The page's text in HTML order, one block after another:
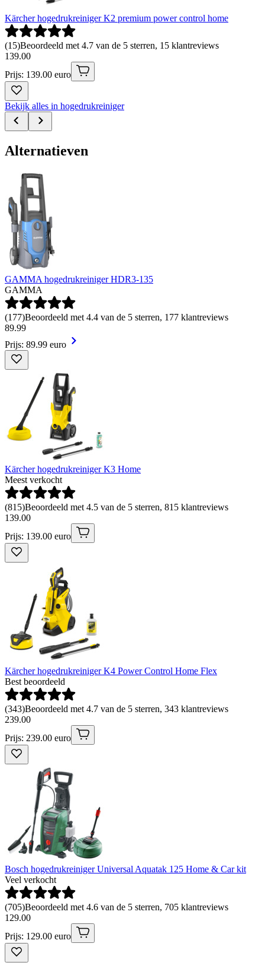
Kärcher hogedrukreiniger K2 premium power control home
(15)Beoordeeld met 4.7 van de 5 sterren, 15 klantreviews
139.00
Prijs: 139.00 euro
Bekijk alles in hogedrukreiniger
Alternatieven
GAMMA hogedrukreiniger HDR3-135
GAMMA
(177)Beoordeeld met 4.4 van de 5 sterren, 177 klantreviews
89.99
Prijs: 89.99 euro
Kärcher hogedrukreiniger K3 Home
Meest verkocht
(815)Beoordeeld met 4.5 van de 5 sterren, 815 klantreviews
139.00
Prijs: 139.00 euro
Kärcher hogedrukreiniger K4 Power Control Home Flex
Best beoordeeld
(343)Beoordeeld met 4.7 van de 5 sterren, 343 klantreviews
239.00
Prijs: 239.00 euro
Bosch hogedrukreiniger Universal Aquatak 125 Home & Car kit
Veel verkocht
(705)Beoordeeld met 4.6 van de 5 sterren, 705 klantreviews
129.00
Prijs: 129.00 euro